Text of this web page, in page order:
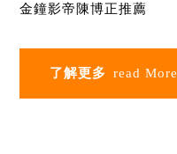
金鐘影帝陳博正推薦
了解更多 read More